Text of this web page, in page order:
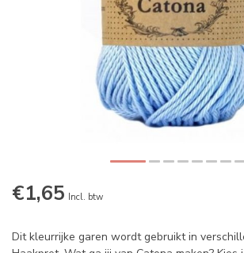
€1,65 Incl. btw
Dit kleurrijke garen wordt gebruikt in